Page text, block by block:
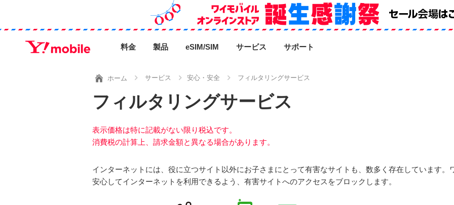
料金 製品 eSIM/SIM サービス サポート
ホーム サービス 安心・安全 フィルタリングサービス
フィルタリングサービス
表示価格は特に記載がない限り税込です。
消費税の計算上、請求金額と異なる場合があります。
インターネットには、役に立つサイト以外にお子さまにとって有害なサイトも、数多く存在しています
安心してインターネットを利用できるよう、有害サイトへのアクセスをブロックします。